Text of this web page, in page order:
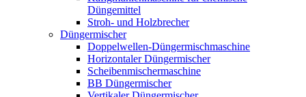
Düngemittel
Stroh- und Holzbrecher
Düngermischer
Doppelwellen-Düngermischmaschine
Horizontaler Düngermischer
Scheibenmischermaschine
BB Düngermischer